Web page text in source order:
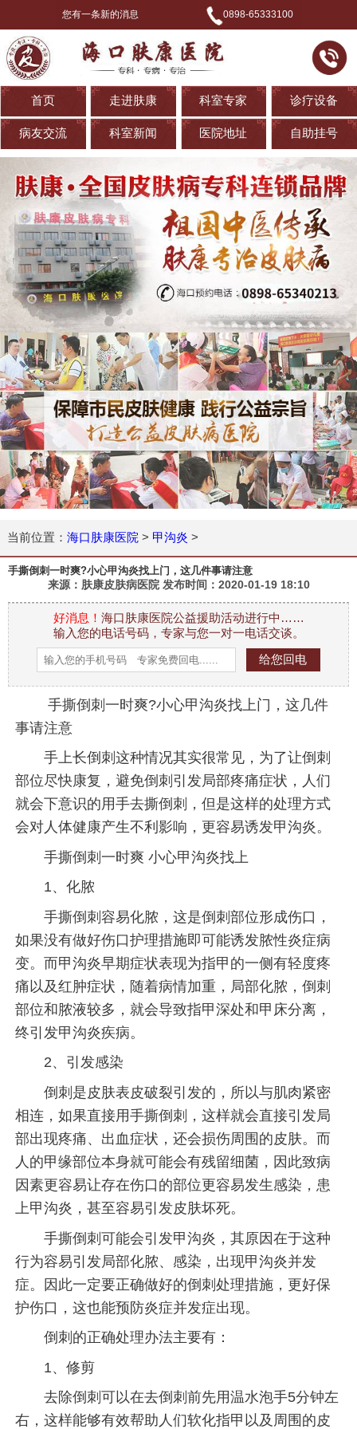
您有一条新的消息 0898-65333100
首页 走进肤康 科室专家 诊疗设备
病友交流 科室新闻 医院地址 自助挂号
当前位置： 海口肤康医院 > 甲沟炎 >
手撕倒刺一时爽?小心甲沟炎找上门，这几件事请注意
来源：肤康皮肤病医院 发布时间： 2020-01-19 18:10
好消息！ 海口肤康医院公益援助活动进行中……
输入您的电话号码，专家与您一对一电话交谈。
手撕倒刺一时爽?小心甲沟炎找上门，这几件
事请注意
手上长倒刺这种情况其实很常见，为了让倒刺
部位尽快康复，避免倒刺引发局部疼痛症状，人们
就会下意识的用手去撕倒刺，但是这样的处理方式
会对人体健康产生不利影响，更容易诱发甲沟炎。
手撕倒刺一时爽 小心甲沟炎找上
1、化脓
手撕倒刺容易化脓，这是倒刺部位形成伤口，
如果没有做好伤口护理措施即可能诱发脓性炎症病
变。而甲沟炎早期症状表现为指甲的一侧有轻度疼
痛以及红肿症状，随着病情加重，局部化脓，倒刺
部位和脓液较多，就会导致指甲深处和甲床分离，
终引发甲沟炎疾病。
2、引发感染
倒刺是皮肤表皮破裂引发的，所以与肌肉紧密
相连，如果直接用手撕倒刺，这样就会直接引发局
部出现疼痛、出血症状，还会损伤周围的皮肤。而
人的甲缘部位本身就可能会有残留细菌，因此致病
因素更容易让存在伤口的部位更容易发生感染，患
上甲沟炎，甚至容易引发皮肤坏死。
手撕倒刺可能会引发甲沟炎，其原因在于这种
行为容易引发局部化脓、感染，出现甲沟炎并发
症。因此一定要正确做好的倒刺处理措施，更好保
护伤口，这也能预防炎症并发症出现。
倒刺的正确处理办法主要有：
1、修剪
去除倒刺可以在去倒刺前先用温水泡手5分钟左
右，这样能够有效帮助人们软化指甲以及周围的皮